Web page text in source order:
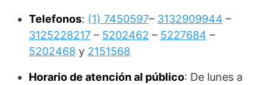
Telefonos: (1) 7450597– 3132909944 –
3125228217 – 5202462 – 5227684 –
5202468 y 2151568
Horario de atención al público: De lunes a